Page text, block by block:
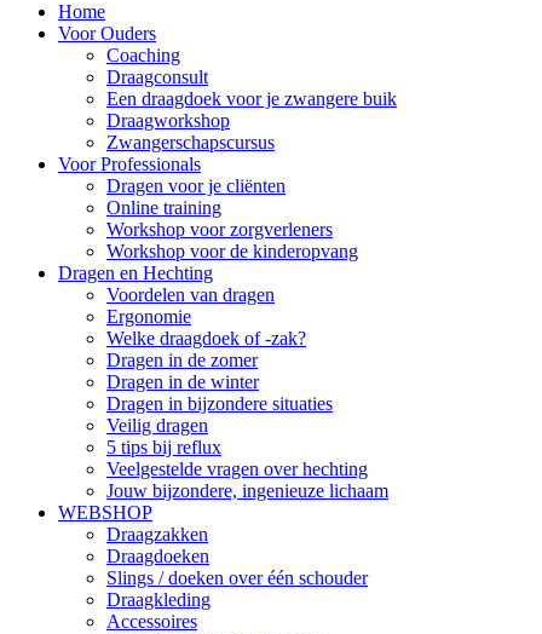
Home
Voor Ouders
Coaching
Draagconsult
Een draagdoek voor je zwangere buik
Draagworkshop
Zwangerschapscursus
Voor Professionals
Dragen voor je cliënten
Online training
Workshop voor zorgverleners
Workshop voor de kinderopvang
Dragen en Hechting
Voordelen van dragen
Ergonomie
Welke draagdoek of -zak?
Dragen in de zomer
Dragen in de winter
Dragen in bijzondere situaties
Veilig dragen
5 tips bij reflux
Veelgestelde vragen over hechting
Jouw bijzondere, ingenieuze lichaam
WEBSHOP
Draagzakken
Draagdoeken
Slings / doeken over één schouder
Draagkleding
Accessoires